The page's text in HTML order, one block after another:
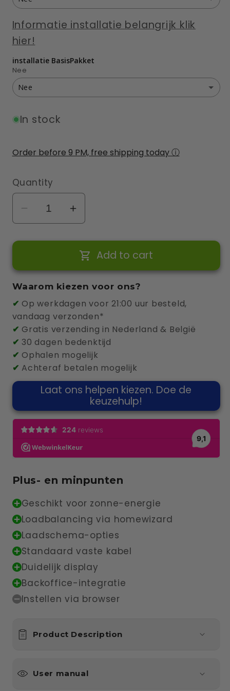
Ja 4 stuks (+ €60,00 EUR)
Ja Peblar Dual Pole Floor (+ €249,00 EUR)
Nee
Ja
Informatie installatie belangrijk klik
hier!
installatie BasisPakket
Nee
Nee
In stock
Order before 9 PM, free shipping today ⓘ
Quantity
Decrease
quantity
for
Home
11kW
5m
Cable
Increase
quantity
for
Peblar
Home
11kW
Cable
Add to cart
Waarom kiezen voor ons?
✔ Op werkdagen voor 21:00 uur besteld,
vandaag verzonden*
✔ Gratis verzending in Nederland & België
✔ 30 dagen bedenktijd
✔ Ophalen mogelijk
✔ Achteraf betalen mogelijk
Laat ons helpen kiezen. Doe de
keuzehulp!
Plus- en minpunten
Geschikt voor zonne-energie
Loadbalancing via homewizard
Laadschema-opties
Standaard vaste kabel
Duidelijk display
⁠Backoffice-integratie
Instellen via browser
Product Description
User manual